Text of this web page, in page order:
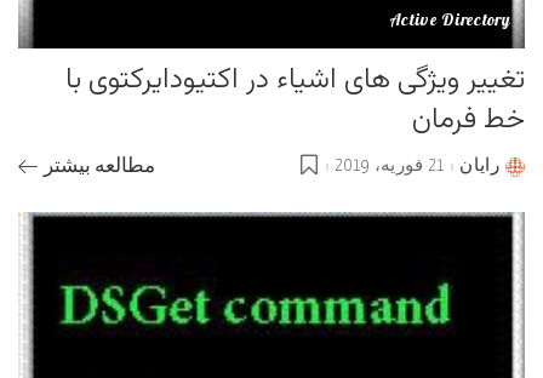
Active Directory
تغییر ویژگی های اشیاء در اکتیودایرکتوی با
خط فرمان
Postedرایان 21 فوریه، 2019 مطالعه بیشتر